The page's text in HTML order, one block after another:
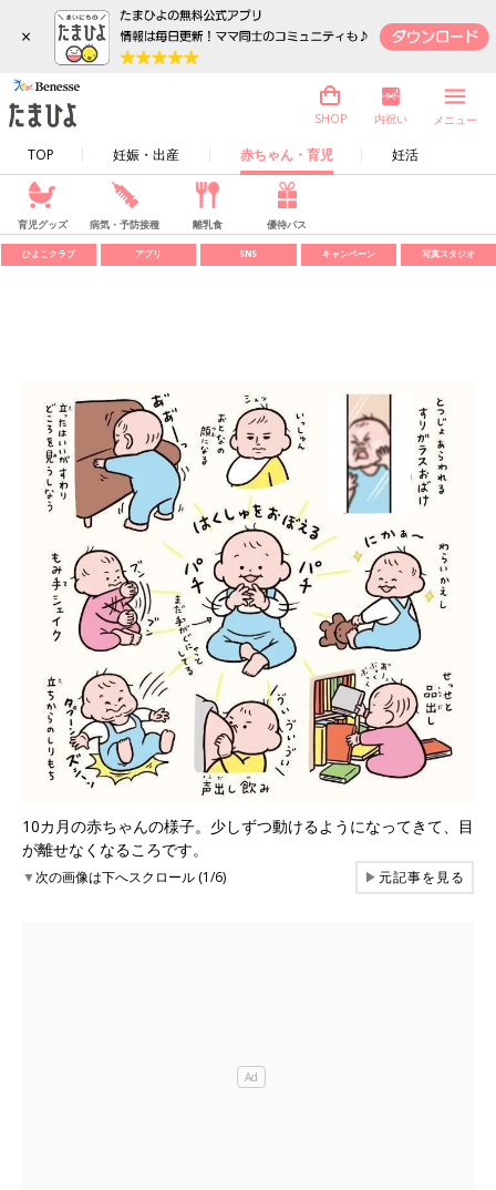
×
TOP 妊娠・出産 赤ちゃん・育児 妊活
SHOP 内祝い メニュー
育児グッズ 病気・予防接種 離乳食 優待パス
ひよこクラブ アプリ SNS キャンペーン 写真スタジオ
10カ月の赤ちゃんの様子。少しずつ動けるようになってきて、目
が離せなくなるころです。
▼次の画像は下へスクロール (1/6) ▶元記事を見る